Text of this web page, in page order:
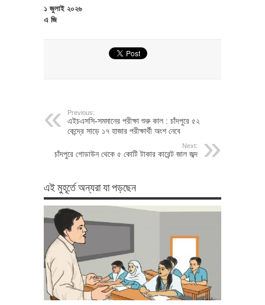
১ জুলাই ২০২৬
এ জি
Previous:
এইচএসসি-সমমানের পরীক্ষা শুরু কাল : চাঁদপুরে ৫২
কেন্দ্রে সাড়ে ১৭ হাজার পরীক্ষার্থী অংশ নেবে
Next:
চাঁদপুরে গোডাউন থেকে ৫ কোটি টাকার কারেন্ট জাল জব্দ
এই মুহূর্তে অন্যরা যা পড়ছেন